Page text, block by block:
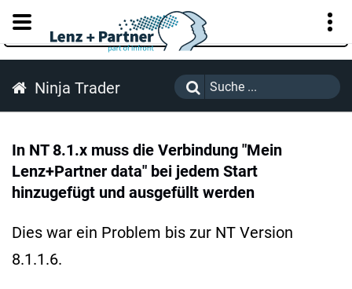
KUNDENPORTAL
Ninja Trader
In NT 8.1.x muss die Verbindung "Mein
Lenz+Partner data" bei jedem Start
hinzugefügt und ausgefüllt werden
Dies war ein Problem bis zur NT Version
8.1.1.6.